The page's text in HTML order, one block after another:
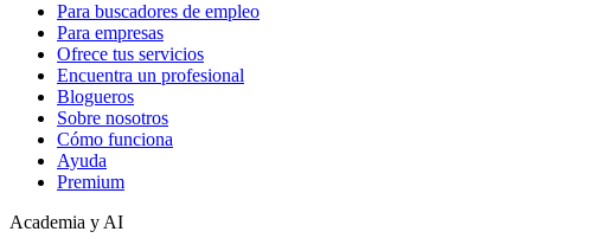
Para buscadores de empleo
Para empresas
Ofrece tus servicios
Encuentra un profesional
Blogueros
Sobre nosotros
Cómo funciona
Ayuda
Premium
Academia y AI